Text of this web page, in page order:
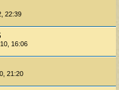
22:39
16:06
21:20